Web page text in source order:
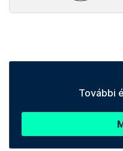
További